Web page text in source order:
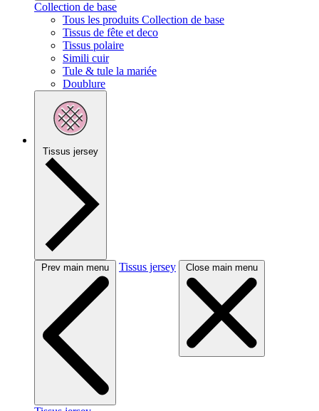
Collection de base
Tous les produits Collection de base
Tissus de fête et deco
Tissus polaire
Simili cuir
Tule & tule la mariée
Doublure
Tissus jersey
Prev main menu Tissus jersey Close main menu